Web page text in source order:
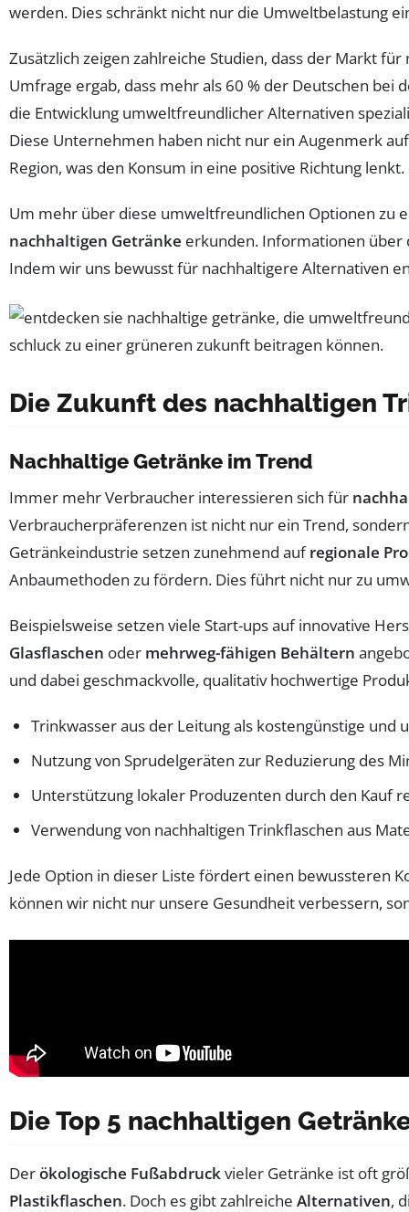
werden. Dies schränkt nicht nur die Umweltbelastung
Zusätzlich zeigen zahlreiche Studien, dass der Markt
Umfrage ergab, dass mehr als 60 % der Deutschen
die Entwicklung umweltfreundlicher Alternativen
Diese Unternehmen haben nicht nur ein Augenmerk
Region, was den Konsum in eine positive Richtung lenkt.
Um mehr über diese umweltfreundlichen Optionen zu
nachhaltigen Getränke erkunden. Informationen
Indem wir uns bewusst für nachhaltigere Alternativen
Die Zukunft des nachhaltigen
Nachhaltige Getränke im Trend
Immer mehr Verbraucher interessieren sich für
Verbraucherpräferenzen ist nicht nur ein Trend,
Getränkeindustrie setzen zunehmend aufregionale
Anbaumethoden zu fördern. Dies führt nicht nur zu
Beispielsweise setzen viele Start-ups auf innovative
Glasflaschen oder mehrweg-fähigen Behältern
und dabei geschmackvolle, qualitativ hochwertige
Trinkwasser aus der Leitung als kostengünstige
Nutzung von Sprudelgeräten zur Reduzierung des
Unterstützung lokaler Produzenten durch den Kauf
Verwendung von nachhaltigen Trinkflaschen aus
Jede Option in dieser Liste fördert einen bewussteren
können wir nicht nur unsere Gesundheit verbessern,
Die Top 5 nachhaltigen
Derökologische Fußabdruckvieler Getränke ist oft
Plastikflaschen. Doch es gibt zahlreiche Alternativen,